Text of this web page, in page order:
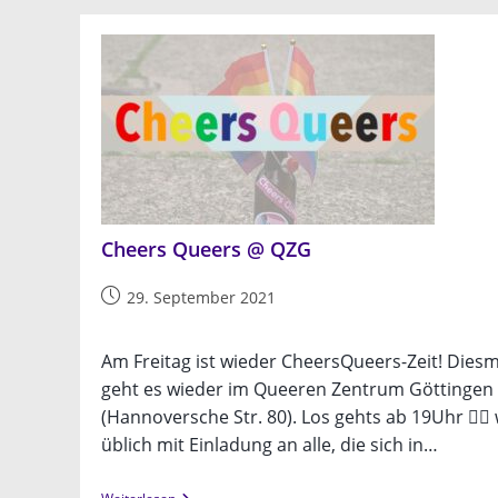
Cheers Queers @ QZG
Beitrag29. September 2021
Am Freitag ist wieder CheersQueers-Zeit!
geht es wieder im Queeren Zentrum Göttingen
(Hannoversche Str. 80). Los gehts ab 19Uhr 🏳️‍🌈
üblich mit Einladung an alle, die sich in…